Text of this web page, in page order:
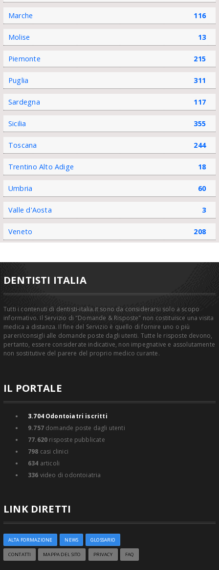
Marche 116
Molise 13
Piemonte 215
Puglia 311
Sardegna 117
Sicilia 355
Toscana 244
Trentino Alto Adige 18
Umbria 60
Valle d'Aosta 3
Veneto 208
DENTISTI ITALIA
Tutti i contenuti di dentisti-italia.it sono da considerarsi solo a scopo
informativo. Il Servizio di "Domande & Risposte" non costituisce una visita
medica a distanza. Il fine del Servizio è quello di fornire uno o più
pareri/consigli alle domande poste dagli utenti. Tutte le risposte devono,
pertanto, essere considerate indicative, non impegnative e assolutamente
non sostitutive del parere del proprio medico curante.
IL PORTALE
3.704Odontoiatri iscritti
9.757domande poste dagli utenti
77.620 risposte pubblicate
798 casi clinici
634 articoli
336 video di odontoiatria
LINK DIRETTI
ALTA FORMAZIONE NEWS GLOSSARIO
CONTATTI MAPPA DEL SITO PRIVACY FAQ